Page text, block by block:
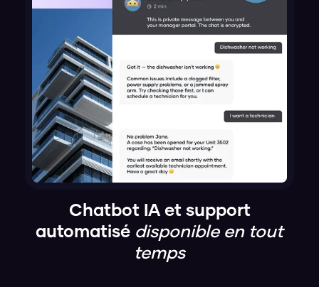
Chatbot IA et support
automatisé disponible en tout
temps